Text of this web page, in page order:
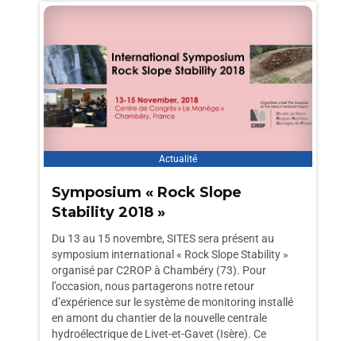
Actualité
Symposium « Rock Slope
Stability 2018 »
Du 13 au 15 novembre, SITES sera présent au
symposium international « Rock Slope Stability »
organisé par C2ROP à Chambéry (73). Pour
l’occasion, nous partagerons notre retour
d’expérience sur le système de monitoring installé
en amont du chantier de la nouvelle centrale
hydroélectrique de Livet-et-Gavet (Isère). Ce